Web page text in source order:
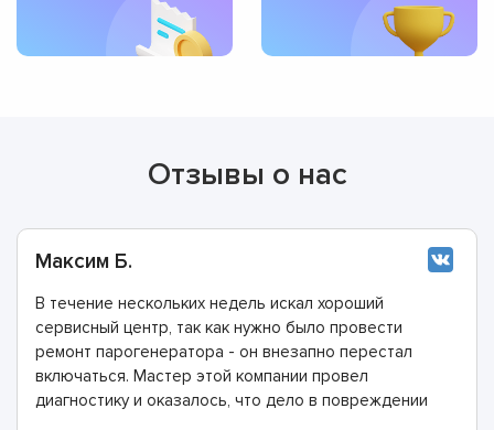
Отзывы о нас
Максим Б.
В течение нескольких недель искал хороший
сервисный центр, так как нужно было провести
ремонт парогенератора - он внезапно перестал
включаться. Мастер этой компании провел
диагностику и оказалось, что дело в повреждении